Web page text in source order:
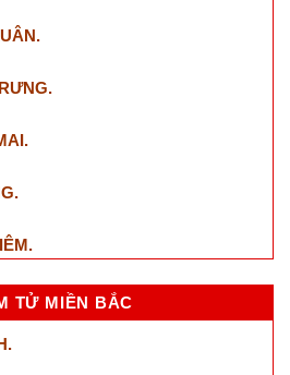
.
.
.
.
.
TỬ MIỀN BẮC
.